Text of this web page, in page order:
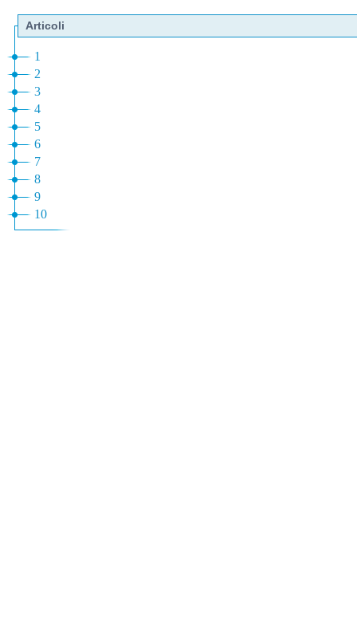
Articoli
1
2
3
4
5
6
7
8
9
10